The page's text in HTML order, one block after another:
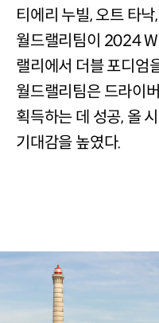
티에리 누빌, 오트 타
월드랠리팀이 2024
랠리에서 더블 포디엄
월드랠리팀은 드라이
획득하는 데 성공, 올
기대감을 높였다.